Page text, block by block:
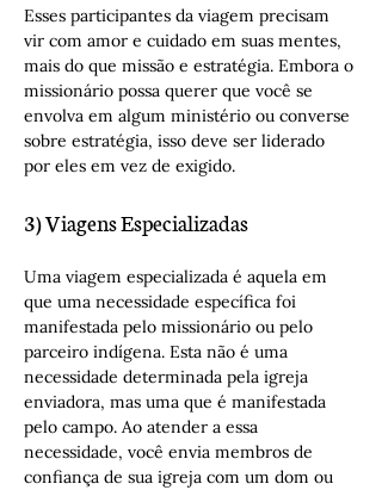
Esses participantes da viagem precisam
vir com amor e cuidado em suas mentes,
mais do que missão e estratégia. Embora o
missionário possa querer que você se
envolva em algum ministério ou converse
sobre estratégia, isso deve ser liderado
por eles em vez de exigido.
3) Viagens Especializadas
Uma viagem especializada é aquela em
que uma necessidade específica foi
manifestada pelo missionário ou pelo
parceiro indígena. Esta não é uma
necessidade determinada pela igreja
enviadora, mas uma que é manifestada
pelo campo. Ao atender a essa
necessidade, você envia membros de
confiança de sua igreja com um dom ou